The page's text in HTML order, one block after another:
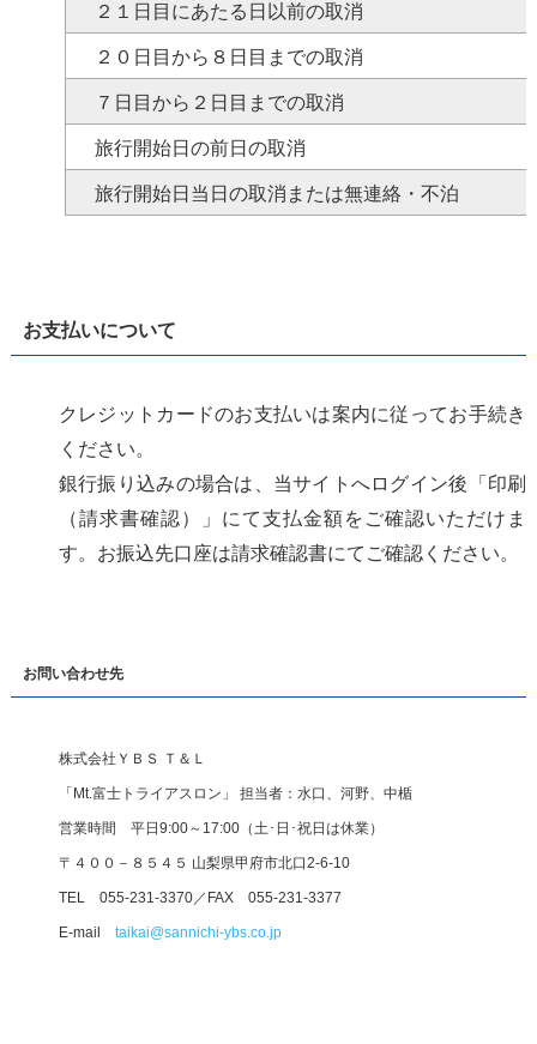
２１日目にあたる日以前の取消
２０日目から８日目までの取消
７日目から２日目までの取消
旅行開始日の前日の取消
旅行開始日当日の取消または無連絡・不泊
お支払いについて
クレジットカードのお支払いは案内に従ってお手続き
ください。
銀行振り込みの場合は、当サイトへログイン後「印刷
（請求書確認）」にて支払金額をご確認いただけま
す。お振込先口座は請求確認書にてご確認ください。
お問い合わせ先
株式会社ＹＢＳ Ｔ＆Ｌ
「Mt.富士トライアスロン」 担当者：水口、河野、中楯
営業時間 平日9:00～17:00（土･日･祝日は休業）
〒４００－８５４５ 山梨県甲府市北口2-6-10
TEL 055-231-3370／FAX 055-231-3377
E-mail taikai@sannichi-ybs.co.jp